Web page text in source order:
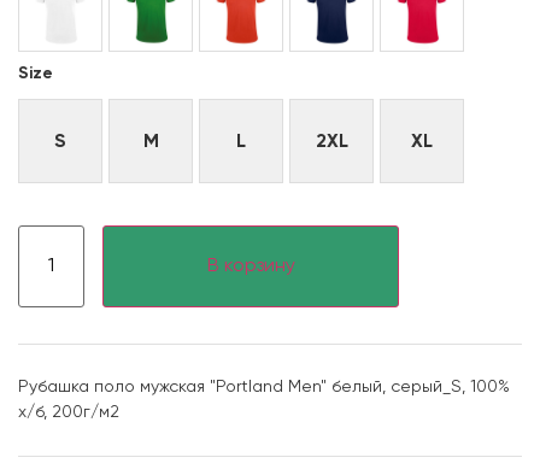
Size
S M L 2XL XL
В корзину
Рубашка поло мужская "Portland Men" белый, серый_S, 100%
х/б, 200г/м2